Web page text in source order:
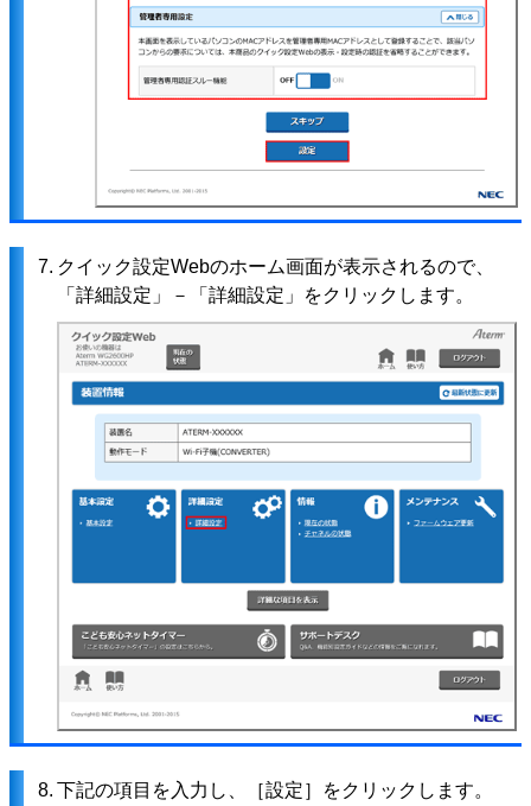
7. クイック設定Webのホーム画面が表示されるので、
「詳細設定」－「詳細設定」をクリックします。
8. 下記の項目を入力し、［設定］をクリックします。